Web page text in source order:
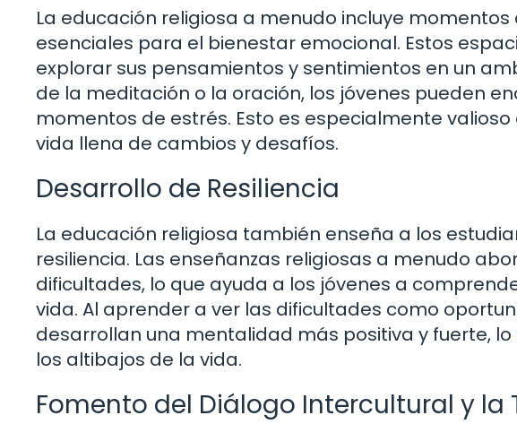
La educación religiosa a menudo incluye
esenciales para el bienestar emocional. Estos
explorar sus pensamientos y sentimientos en un
de la meditación o la oración, los jóvenes pueden
momentos de estrés. Esto es especialmente
vida llena de cambios y desafíos.
Desarrollo de Resiliencia
La educación religiosa también enseña a los
resiliencia. Las enseñanzas religiosas a menudo
dificultades, lo que ayuda a los jóvenes a
vida. Al aprender a ver las dificultades como
desarrollan una mentalidad más positiva y fuerte,
los altibajos de la vida.
Fomento del Diálogo Intercultural y la